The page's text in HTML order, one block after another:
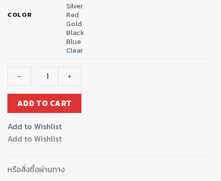
COLOR
Silver
Red
Gold
Black
Blue
Clear
น็อต
ส
เตอร์
หลัง
GTR
ADD TO CART
Add to Wishlist
Add to Wishlist
หรือสั่งซื้อผ่านทาง